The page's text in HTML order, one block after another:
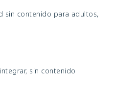
sin contenido para adultos,
sin contenido